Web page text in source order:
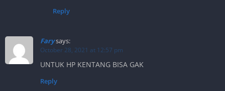
Reply
Farysays:
October 28, 2021 at 12:57 pm
UNTUK HP KENTANG BISA GAK
Reply